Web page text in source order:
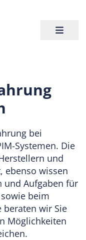
bei
Systemen. Die
und
ebenso wissen
und Aufgaben für
beim
beraten wir Sie
Möglichkeiten